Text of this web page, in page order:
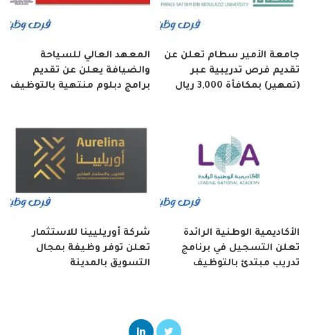
جامعة الأمير سطام تعلن عن
تقديم فرص تدريبية عبر
(تمهير) بمكافأة 3,000 ريال
المعهد العالي للسياحة
والضيافة يعلن عن تقديم
برامج دبلوم منتهية بالتوظيف
الأكاديمية الوطنية الرائدة
تعلن التسجيل في برنامج
تدريب مبتدئ بالتوظيف
شركة أوريليينا للاستثمار
تعلن توفر وظيفة بمجال
التسويق بالمدينة